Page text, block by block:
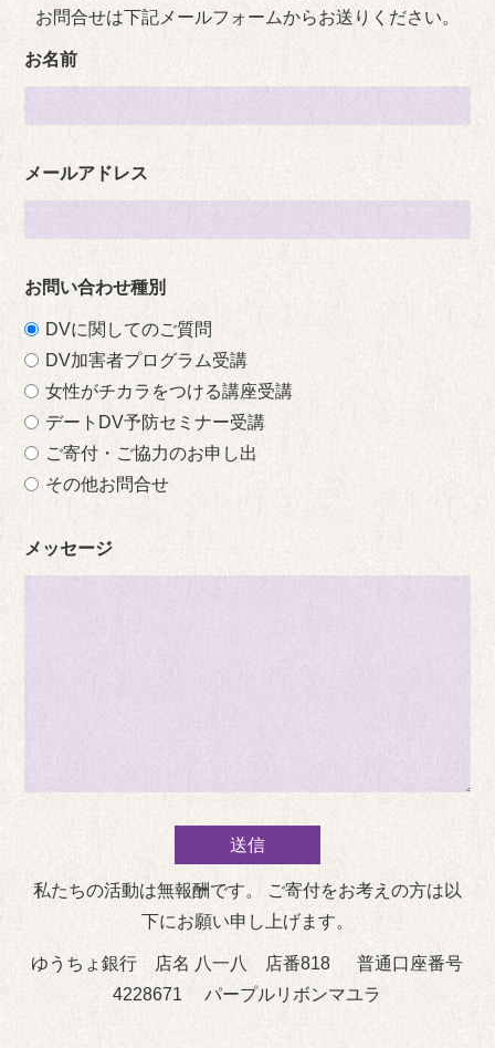
お問合せは下記メールフォームからお送りください。
お名前
メールアドレス
お問い合わせ種別
DVに関してのご質問
DV加害者プログラム受講
女性がチカラをつける講座受講
デートDV予防セミナー受講
ご寄付・ご協力のお申し出
その他お問合せ
メッセージ
私たちの活動は無報酬です。 ご寄付をお考えの方は以
下にお願い申し上げます。
ゆうちょ銀行 店名 八一八 店番818 普通口座番号
4228671 パープルリボンマユラ